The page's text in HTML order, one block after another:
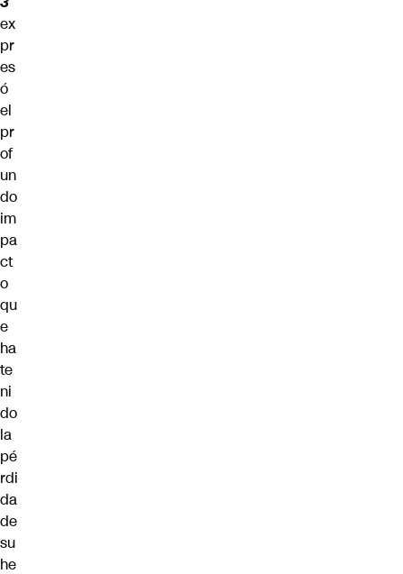
ex
pr
es
ó
el
pr
of
un
do
im
pa
ct
o
qu
e
ha
te
ni
do
la
pé
rdi
da
de
su
he